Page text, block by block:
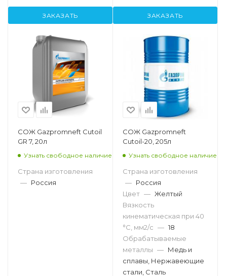
ЗАКАЗАТЬ ЗАКАЗАТЬ
СОЖ Gazpromneft Cutoil
GR 7, 20л
Узнать свободное наличие
Страна изготовления
— Россия
СОЖ Gazpromneft
Cutoil-20, 205л
Узнать свободное наличие
Страна изготовления
— Россия
Цвет — Желтый
Вязкость
кинематическая при 40
°С, мм2/с — 18
Обрабатываемые
металлы — Медь и
сплавы, Нержавеющие
стали, Сталь